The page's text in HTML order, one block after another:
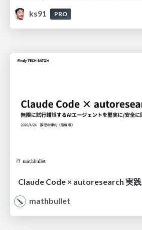
ks91
PRO
Claude Code × autoresearch 実践
mathbullet